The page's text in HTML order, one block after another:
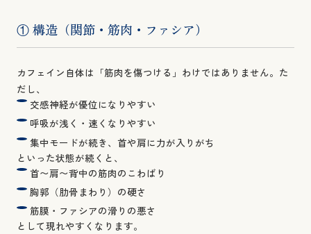
① 構造（関節・筋肉・ファシア）
カフェイン自体は「筋肉を傷つける」わけではありません。た
だし、
交感神経が優位になりやすい
呼吸が浅く・速くなりやすい
集中モードが続き、首や肩に力が入りがち
といった状態が続くと、
首〜肩〜背中の筋肉のこわばり
胸郭（肋骨まわり）の硬さ
筋膜・ファシアの滑りの悪さ
として現れやすくなります。